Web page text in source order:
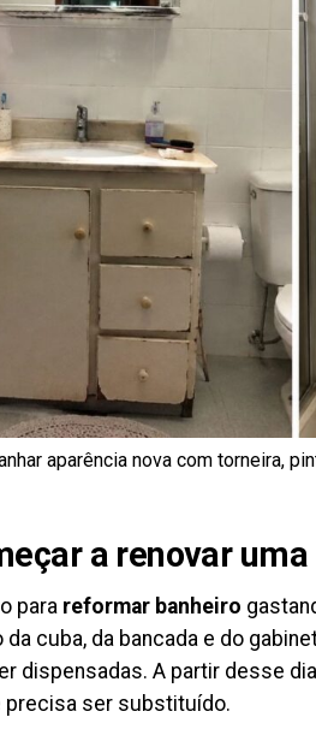
aparência nova com torneira,
a renovar
para reformar banheiro
da cuba, da bancada e do
dispensadas. A partir desse
precisa ser substituído.